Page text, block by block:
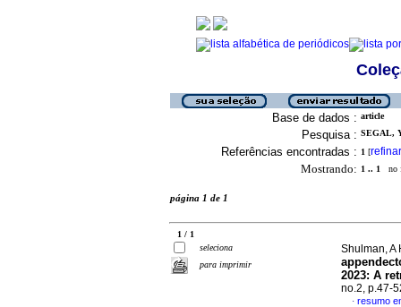
Base de dados : article
Pesquisa : SEGAL,
Referências encontradas : 1 [refinar
Mostrando: 1 .. 1 no
página 1 de 1
1 / 1
seleciona
para imprimir
Shulman, A
2023: A
no.2, p.47-
· resumo